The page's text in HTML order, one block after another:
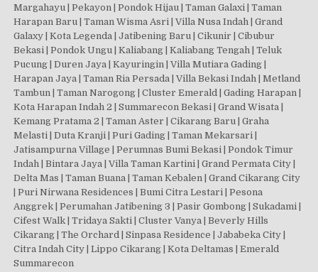
Margahayu | Pekayon | Pondok Hijau | Taman Galaxi | Taman
Harapan Baru | Taman Wisma Asri | Villa Nusa Indah | Grand
Galaxy | Kota Legenda | Jatibening Baru | Cikunir | Cibubur
Bekasi | Pondok Ungu | Kaliabang | Kaliabang Tengah | Teluk
Pucung | Duren Jaya | Kayuringin | Villa Mutiara Gading |
Harapan Jaya | Taman Ria Persada | Villa Bekasi Indah | Metland
Tambun | Taman Narogong | Cluster Emerald | Gading Harapan |
Kota Harapan Indah 2 | Summarecon Bekasi | Grand Wisata |
Kemang Pratama 2 | Taman Aster | Cikarang Baru | Graha
Melasti | Duta Kranji | Puri Gading | Taman Mekarsari |
Jatisampurna Village | Perumnas Bumi Bekasi | Pondok Timur
Indah | Bintara Jaya | Villa Taman Kartini | Grand Permata City |
Delta Mas | Taman Buana | Taman Kebalen | Grand Cikarang City
| Puri Nirwana Residences | Bumi Citra Lestari | Pesona
Anggrek | Perumahan Jatibening 3 | Pasir Gombong | Sukadami |
Cifest Walk | Tridaya Sakti | Cluster Vanya | Beverly Hills
Cikarang | The Orchard | Sinpasa Residence | Jababeka City |
Citra Indah City | Lippo Cikarang | Kota Deltamas | Emerald
Summarecon